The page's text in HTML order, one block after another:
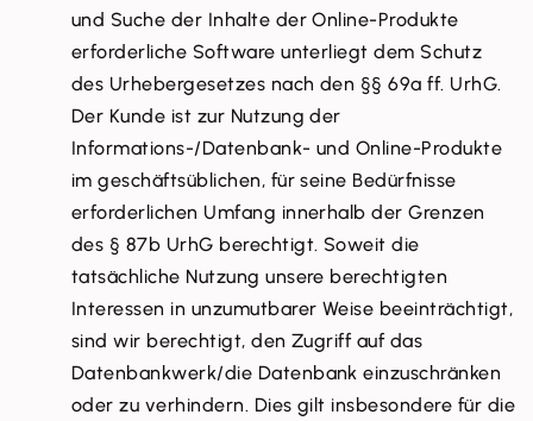
und Suche der Inhalte der Online-Produkte
erforderliche Software unterliegt dem Schutz
des Urhebergesetzes nach den §§ 69a ff. UrhG.
Der Kunde ist zur Nutzung der
Informations-/Datenbank- und Online-Produkte
im geschäftsüblichen, für seine Bedürfnisse
erforderlichen Umfang innerhalb der Grenzen
des § 87b UrhG berechtigt. Soweit die
tatsächliche Nutzung unsere berechtigten
Interessen in unzumutbarer Weise beeinträchtigt,
sind wir berechtigt, den Zugriff auf das
Datenbankwerk/die Datenbank einzuschränken
oder zu verhindern. Dies gilt insbesondere für die